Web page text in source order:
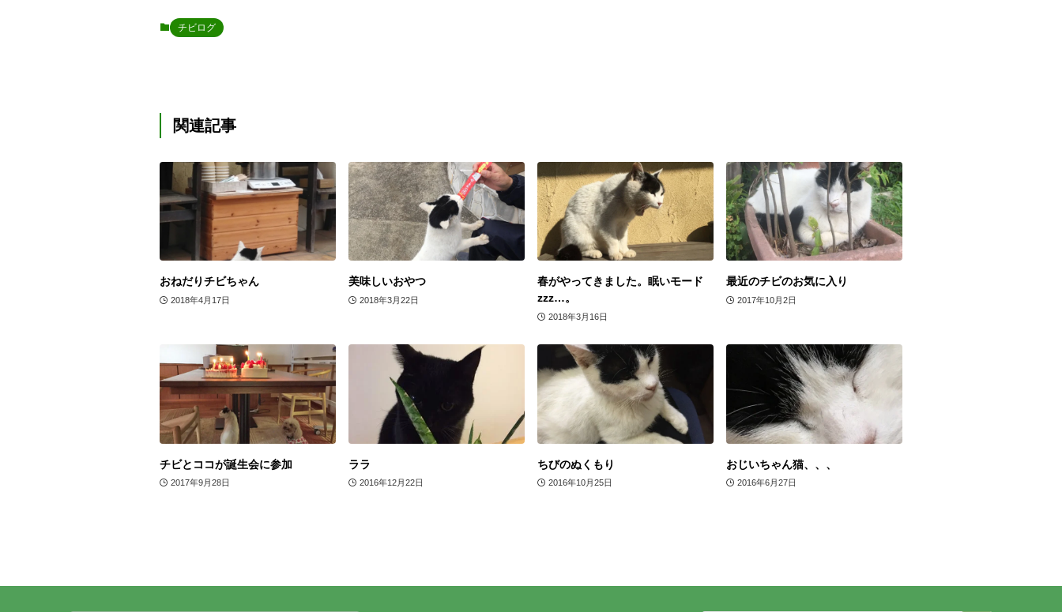
チビログ
関連記事
おねだりチビちゃん
2018年4月17日
美味しいおやつ
2018年3月22日
春がやってきました。眠いモード
zzz…。
2018年3月16日
最近のチビのお気に入り
2017年10月2日
チビとココが誕生会に参加
2017年9月28日
ララ
2016年12月22日
ちびのぬくもり
2016年10月25日
おじいちゃん猫、、、
2016年6月27日